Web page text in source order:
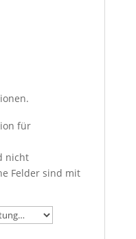
für
nicht
Felder sind mit